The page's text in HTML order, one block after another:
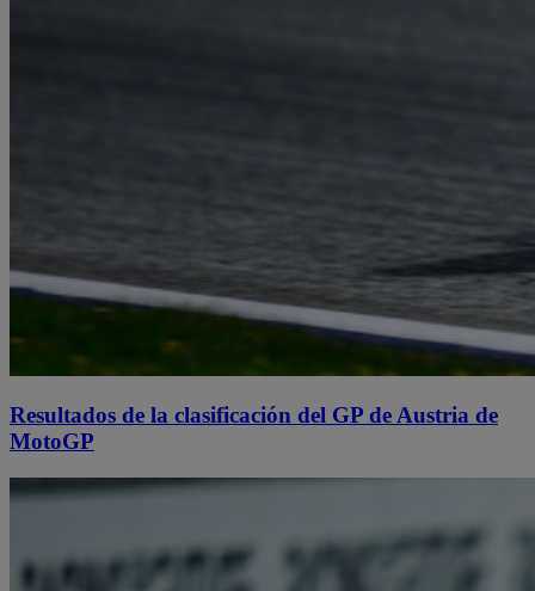
Resultados de la clasificación del GP de Austria de
MotoGP